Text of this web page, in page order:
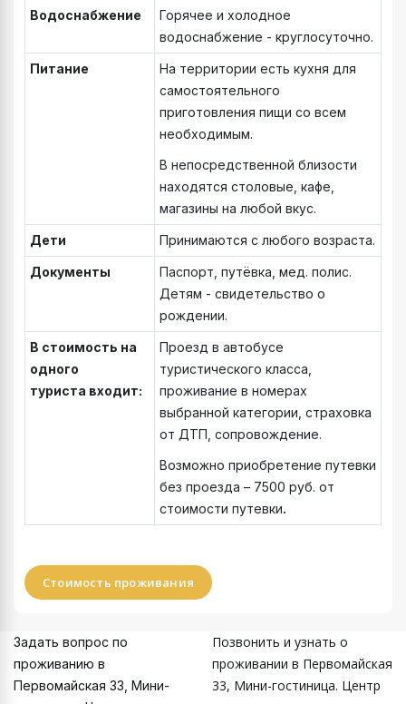
Водоснабжение
Горячее и холодное
водоснабжение - круглосуточно.
Питание
На территории есть кухня для
самостоятельного
приготовления пищи со всем
необходимым.
В непосредственной близости
находятся столовые, кафе,
магазины на любой вкус.
Дети Принимаются с любого возраста.
Документы
Паспорт, путёвка, мед. полис.
Детям - свидетельство о
рождении.
В стоимость на
одного
туриста входит:
Проезд в автобусе
туристического класса,
проживание в номерах
выбранной категории, страховка
от ДТП, сопровождение.
Возможно приобретение путевки
без проезда – 7500 руб. от
стоимости путевки.
Стоимость проживания
Задать вопрос по
проживанию в
Первомайская 33, Мини-
Позвонить и узнать о
проживании в Первомайская
33, Мини-гостиница. Центр